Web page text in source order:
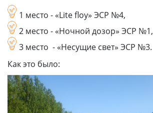
1 место - «Lite floy» ЭСР №4,
2 место - «Ночной дозор» ЭСР №1,
3 место - «Несущие свет» ЭСР №3.
Как это было: